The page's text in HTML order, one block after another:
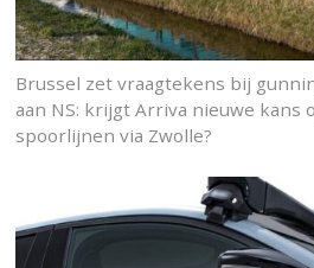
Brussel zet vraagtekens bij
aan NS: krijgt Arriva nieuwe kans
spoorlijnen via Zwolle?